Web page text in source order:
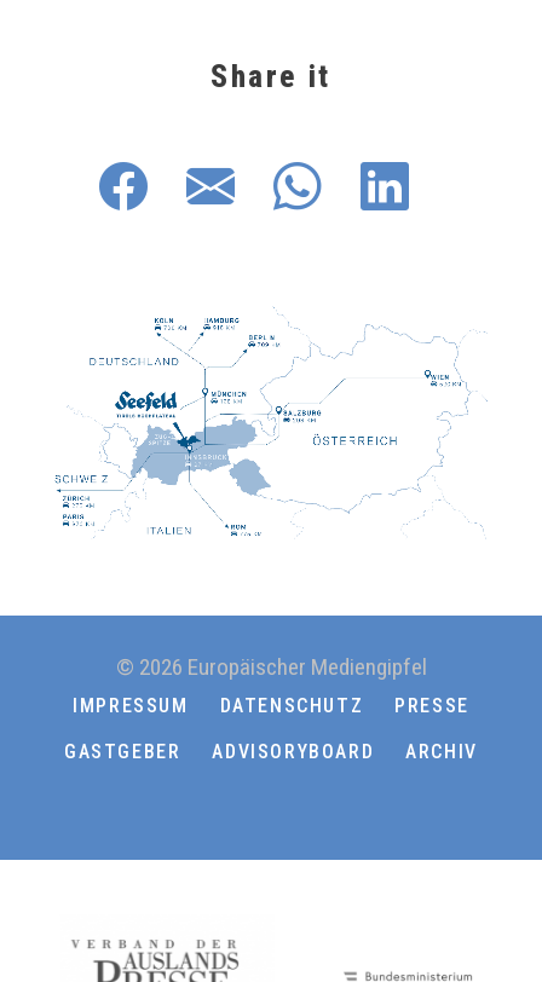
Share it
© 2026 Europäischer Mediengipfel
IMPRESSUM DATENSCHUTZ
PRESSE
GASTGEBER
ADVISORYBOARD ARCHIV